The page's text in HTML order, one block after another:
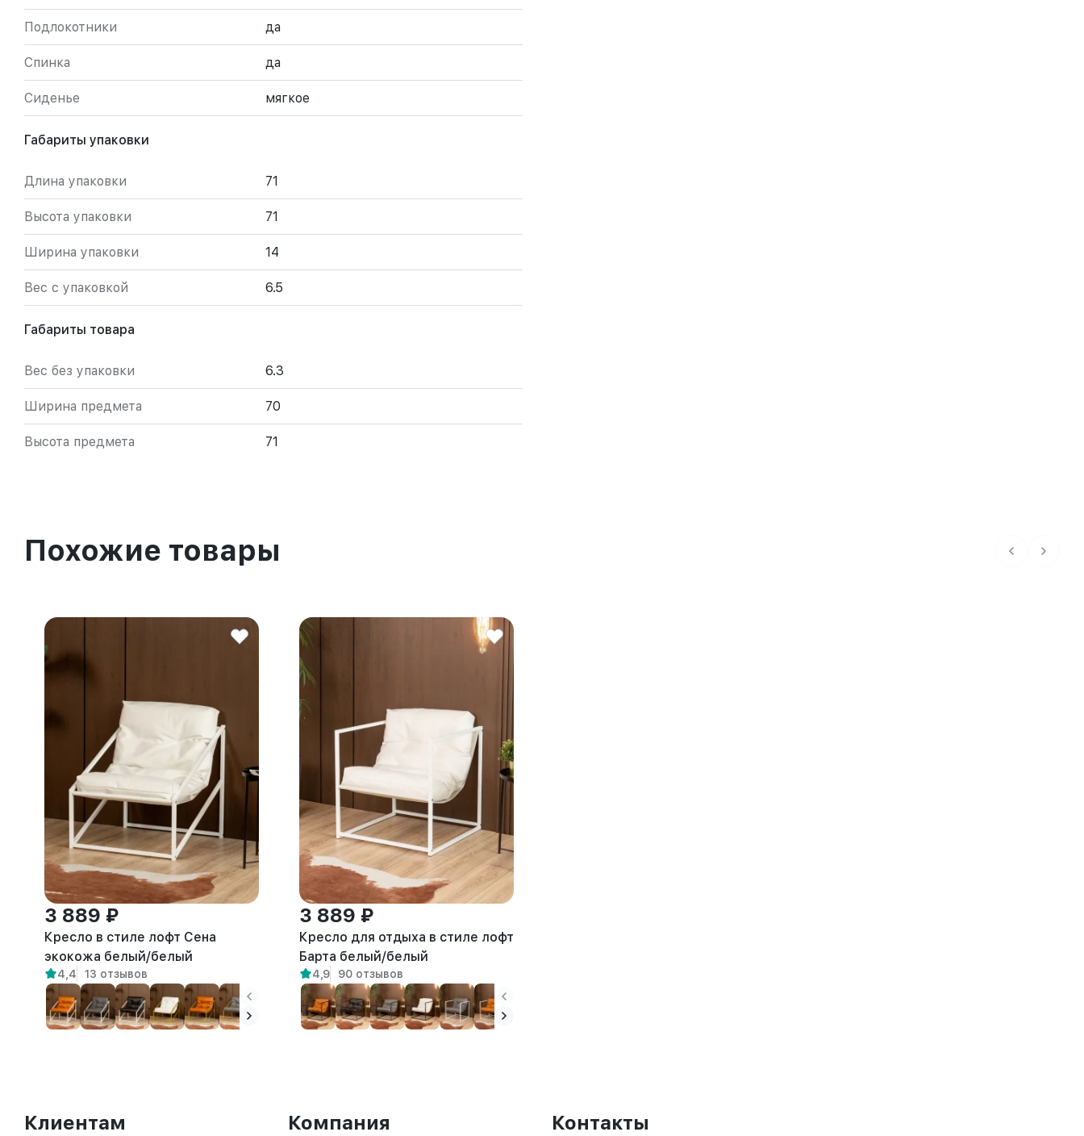
Подлокотники да
Спинка да
Сиденье мягкое
Габариты упаковки
Длина упаковки 71
Высота упаковки 71
Ширина упаковки 14
Вес с упаковкой 6.5
Габариты товара
Вес без упаковки 6.3
Ширина предмета 70
Высота предмета 71
Похожие товары
3 889 ₽
Кресло в стиле лофт Сена
экокожа белый/белый
4,4 13 отзывов
3 889 ₽
Кресло для отдыха в стиле лофт
Барта белый/белый
4,9 90 отзывов
Клиентам Компания Контакты